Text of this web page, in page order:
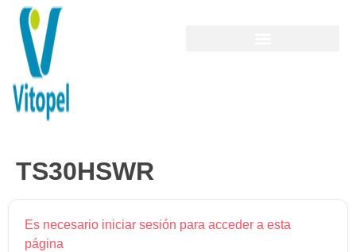
TS30HSWR
Es necesario iniciar sesión para acceder a esta
página